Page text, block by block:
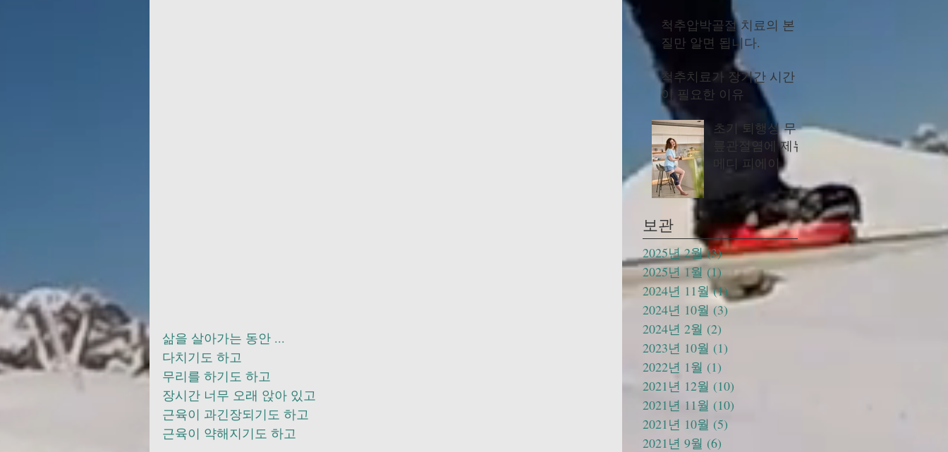
삶을 살아가는 동안 ...
다치기도 하고
무리를 하기도 하고
장시간 너무 오래 앉아 있고
근육이 과긴장되기도 하고
근육이 약해지기도 하고
척추압박골절 치료의 본
질만 알면 됩니다.
척추치료가 장기간 시간
이 필요한 이유
초기 퇴행성 무
릎관절염에 제뉴
메디 피에이
보관
2025년 2월 (3)게시물 3개
2025년 1월 (1) 게시물 1개
2024년 11월 (1) 게시물 1개
2024년 10월 (3)게시물 3개
2024년 2월 (2)
2023년 10월 (1)
2022년 1월 (1)
2021년 12월 (10)
2021년 11월 (10)
2021년 10월 (5)
2021년 9월 (6)